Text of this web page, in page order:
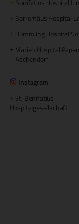
+ Bonifatius Hospital
+ Borromäus Hospital
+ Hümmling Hospital
+ Marien Hospital
Aschendorf
Instagram
St. Bonifatius
Hospitalgesellschaft